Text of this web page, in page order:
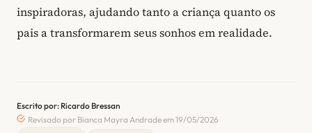
inspiradoras, ajudando tanto a criança quanto os
pais a transformarem seus sonhos em realidade.
Escrito por: Ricardo Bressan
Revisado por Bianca Mayra Andrade em 19/05/2026